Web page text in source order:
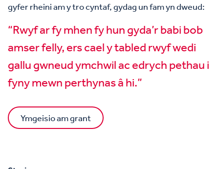
gyfer rheini am y tro cyntaf, gydag un fam yn dweud:
“Rwyf ar fy mhen fy hun gyda’r babi bob
amser felly, ers cael y tabled rwyf wedi
gallu gwneud ymchwil ac edrych pethau i
fyny mewn perthynas â hi.”
Ymgeisio am grant